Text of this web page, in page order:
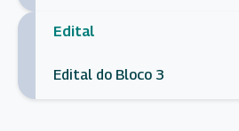
Edital
Edital do Bloco 3